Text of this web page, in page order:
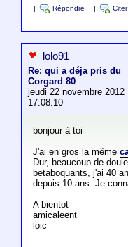
Répondre Citer
lolo91
Re: qui a déja pris du
Corgard 80
jeudi 22 novembre 2012
17:08:10
bonjour à toi
J'ai en gros la même
Dur, beaucoup de
betaboquants, j'ai 40
depuis 10 ans. Je
A bientot
amicaleent
loic